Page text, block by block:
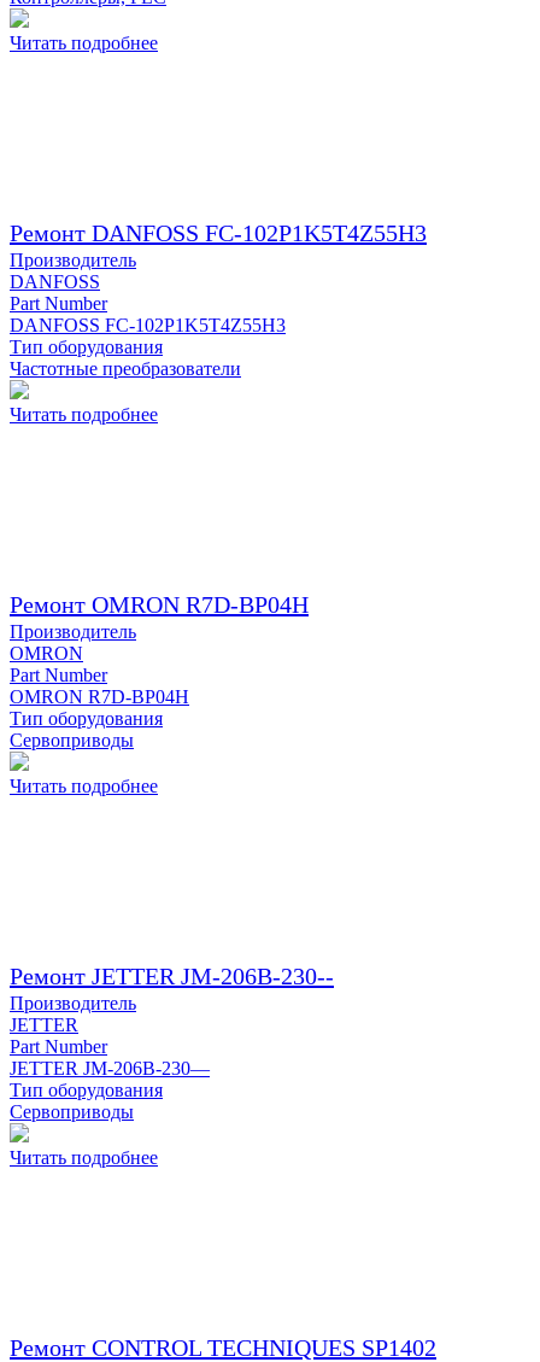
Читать подробнее
Ремонт DANFOSS FC-102P1K5T4Z55H3
Производитель
DANFOSS
Part Number
DANFOSS FC-102P1K5T4Z55H3
Тип оборудования
Частотные преобразователи
Читать подробнее
Ремонт OMRON R7D-BP04H
Производитель
OMRON
Part Number
OMRON R7D-BP04H
Тип оборудования
Сервоприводы
Читать подробнее
Ремонт JETTER JM-206B-230--
Производитель
JETTER
Part Number
JETTER JM-206B-230—
Тип оборудования
Сервоприводы
Читать подробнее
Ремонт CONTROL TECHNIQUES SP1402